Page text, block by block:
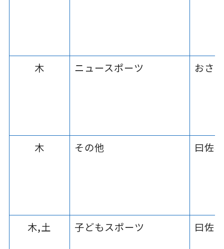
木 ニュースポーツ おさ
木 その他 曰佐
木,土 子どもスポーツ 曰佐